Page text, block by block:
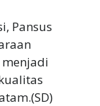
Pansus